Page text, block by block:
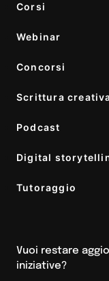
Corsi
Webinar
Concorsi
Scrittura
Podcast
Digital
Tutoraggio
Vuoi restare
iniziative?